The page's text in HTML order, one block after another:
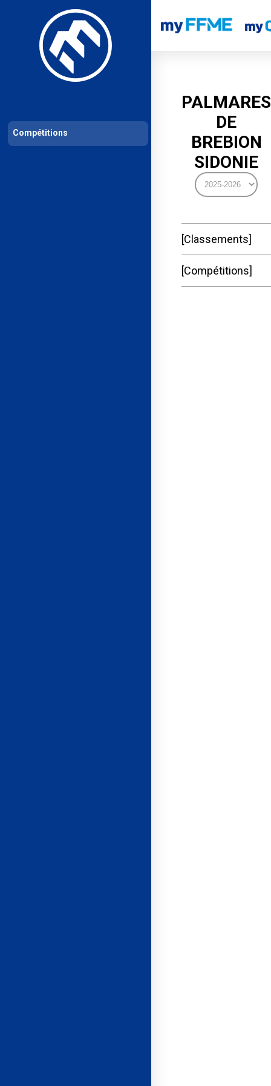
Les compétitions Calendrier de compétitions Classements
PALMARES
DE
BREBION
SIDONIE
Classements
Compétitions
Compétitions